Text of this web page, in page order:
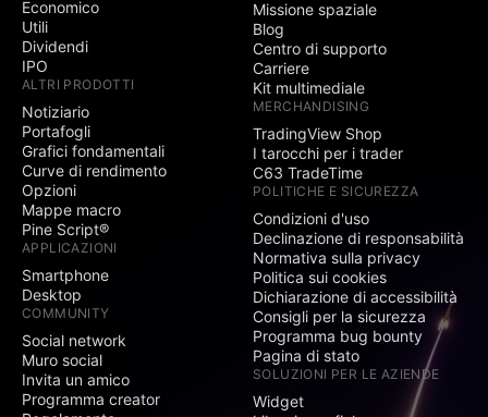
Economico
Utili
Dividendi
IPO
ALTRI PRODOTTI
Notiziario
Portafogli
Grafici fondamentali
Curve di rendimento
Opzioni
Mappe macro
Pine Script®
APPLICAZIONI
Smartphone
Desktop
COMMUNITY
Social network
Muro social
Invita un amico
Programma creator
Missione spaziale
Blog
Centro di supporto
Carriere
Kit multimediale
MERCHANDISING
TradingView Shop
I tarocchi per i trader
C63 TradeTime
POLITICHE E SICUREZZA
Condizioni d'uso
Declinazione di responsabilità
Normativa sulla privacy
Politica sui cookies
Dichiarazione di accessibilità
Consigli per la sicurezza
Programma bug bounty
Pagina di stato
SOLUZIONI PER LE AZIENDE
Widget